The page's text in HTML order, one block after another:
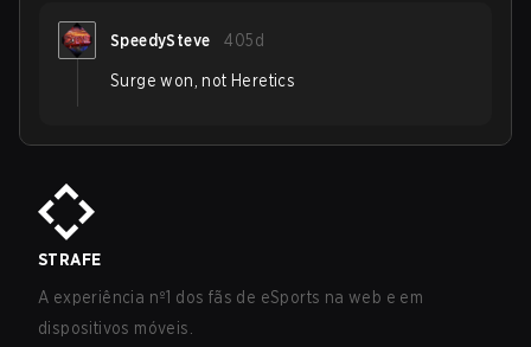
SpeedySteve 405d
Surge won, not Heretics
STRAFE
A experiência nº1 dos fãs de eSports na web e em
dispositivos móveis.